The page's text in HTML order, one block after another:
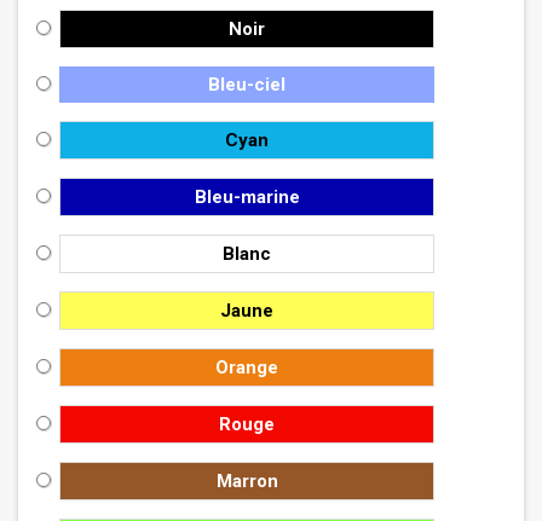
Noir
Bleu-ciel
Cyan
Bleu-marine
Blanc
Jaune
Orange
Rouge
Marron